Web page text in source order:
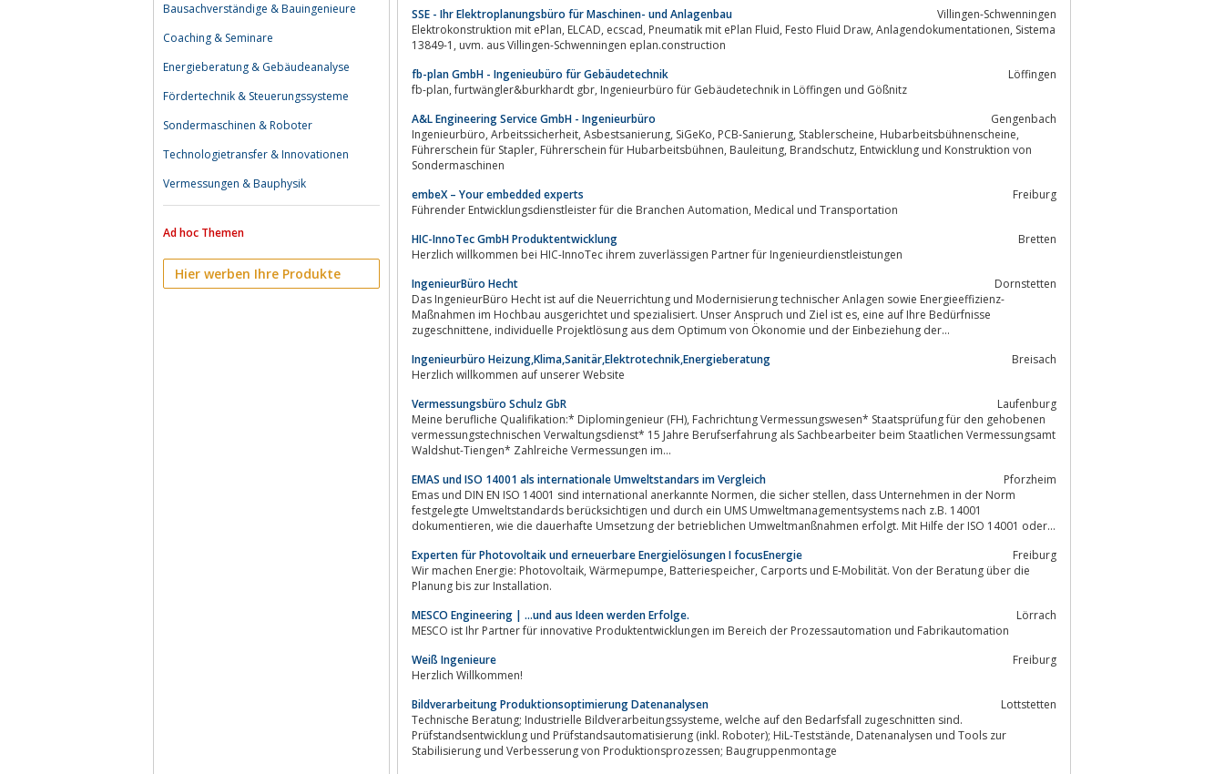
Bausachverständige & Bauingenieure
Coaching & Seminare
Energieberatung & Gebäudeanalyse
Fördertechnik & Steuerungssysteme
Sondermaschinen & Roboter
Technologietransfer & Innovationen
Vermessungen & Bauphysik
Ad hoc Themen
Hier werben Ihre Produkte
SSE - Ihr Elektroplanungsbüro für Maschinen- und Anlagenbau
Villingen-Schwenningen
Elektrokonstruktion mit ePlan, ELCAD, ecscad, Pneumatik mit ePlan Fluid, Festo Fluid Draw, Anlagendokumentationen, Sistema
13849-1, uvm. aus Villingen-Schwenningen eplan.construction
fb-plan GmbH - Ingenieubüro für Gebäudetechnik
Löffingen
fb-plan, furtwängler&burkhardt gbr, Ingenieurbüro für Gebäudetechnik in Löffingen und Gößnitz
A&L Engineering Service GmbH - Ingenieurbüro
Gengenbach
Ingenieurbüro, Arbeitssicherheit, Asbestsanierung, SiGeKo, PCB-Sanierung, Stablerscheine, Hubarbeitsbühnenscheine,
Führerschein für Stapler, Führerschein für Hubarbeitsbühnen, Bauleitung, Brandschutz, Entwicklung und Konstruktion von
Sondermaschinen
embeX – Your embedded experts
Freiburg
Führender Entwicklungsdienstleister für die Branchen Automation, Medical und Transportation
HIC-InnoTec GmbH Produktentwicklung
Bretten
Herzlich willkommen bei HIC-InnoTec ihrem zuverlässigen Partner für Ingenieurdienstleistungen
IngenieurBüro Hecht
Dornstetten
Das IngenieurBüro Hecht ist auf die Neuerrichtung und Modernisierung technischer Anlagen sowie Energieeffizienz-
Maßnahmen im Hochbau ausgerichtet und spezialisiert. Unser Anspruch und Ziel ist es, eine auf Ihre Bedürfnisse
zugeschnittene, individuelle Projektlösung aus dem Optimum von Ökonomie und der Einbeziehung der...
Ingenieurbüro Heizung,Klima,Sanitär,Elektrotechnik,Energieberatung
Breisach
Herzlich willkommen auf unserer Website
Vermessungsbüro Schulz GbR
Laufenburg
Meine berufliche Qualifikation:* Diplomingenieur (FH), Fachrichtung Vermessungswesen* Staatsprüfung für den gehobenen
vermessungstechnischen Verwaltungsdienst* 15 Jahre Berufserfahrung als Sachbearbeiter beim Staatlichen Vermessungsamt
Waldshut-Tiengen* Zahlreiche Vermessungen im...
EMAS und ISO 14001 als internationale Umweltstandars im Vergleich
Pforzheim
Emas und DIN EN ISO 14001 sind international anerkannte Normen, die sicher stellen, dass Unternehmen in der Norm
festgelegte Umweltstandards berücksichtigen und durch ein UMS Umweltmanagementsystems nach z.B. 14001
dokumentieren, wie die dauerhafte Umsetzung der betrieblichen Umweltmanßnahmen erfolgt. Mit Hilfe der ISO 14001 oder...
Experten für Photovoltaik und erneuerbare Energielösungen I focusEnergie
Freiburg
Wir machen Energie: Photovoltaik, Wärmepumpe, Batteriespeicher, Carports und E-Mobilität. Von der Beratung über die
Planung bis zur Installation.
MESCO Engineering | ...und aus Ideen werden Erfolge.
Lörrach
MESCO ist Ihr Partner für innovative Produktentwicklungen im Bereich der Prozessautomation und Fabrikautomation
Weiß Ingenieure
Freiburg
Herzlich Willkommen!
Bildverarbeitung Produktionsoptimierung Datenanalysen
Lottstetten
Technische Beratung; Industrielle Bildverarbeitungssysteme, welche auf den Bedarfsfall zugeschnitten sind.
Prüfstandsentwicklung und Prüfstandsautomatisierung (inkl. Roboter); HiL-Teststände, Datenanalysen und Tools zur
Stabilisierung und Verbesserung von Produktionsprozessen; Baugruppenmontage